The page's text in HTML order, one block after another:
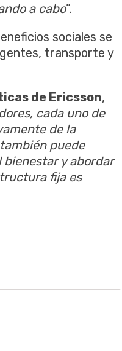
a cabo”.
sociales se
transporte y
de Ericsson,
cada uno de
de la
puede
y abordar
fija es